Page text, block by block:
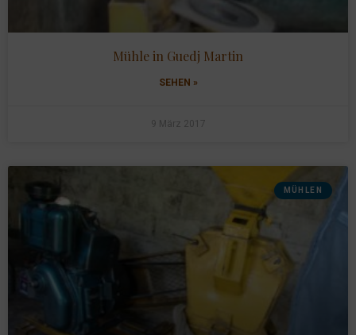
Mühle in Guedj Martin
SEHEN »
9 März 2017
MÜHLEN